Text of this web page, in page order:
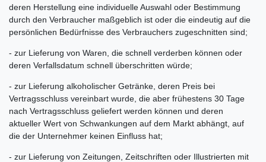
deren Herstellung eine individuelle Auswahl oder Bestimmung
durch den Verbraucher maßgeblich ist oder die eindeutig auf die
persönlichen Bedürfnisse des Verbrauchers zugeschnitten sind;
- zur Lieferung von Waren, die schnell verderben können oder
deren Verfallsdatum schnell überschritten würde;
- zur Lieferung alkoholischer Getränke, deren Preis bei
Vertragsschluss vereinbart wurde, die aber frühestens 30 Tage
nach Vertragsschluss geliefert werden können und deren
aktueller Wert von Schwankungen auf dem Markt abhängt, auf
die der Unternehmer keinen Einfluss hat;
- zur Lieferung von Zeitungen, Zeitschriften oder Illustrierten mit